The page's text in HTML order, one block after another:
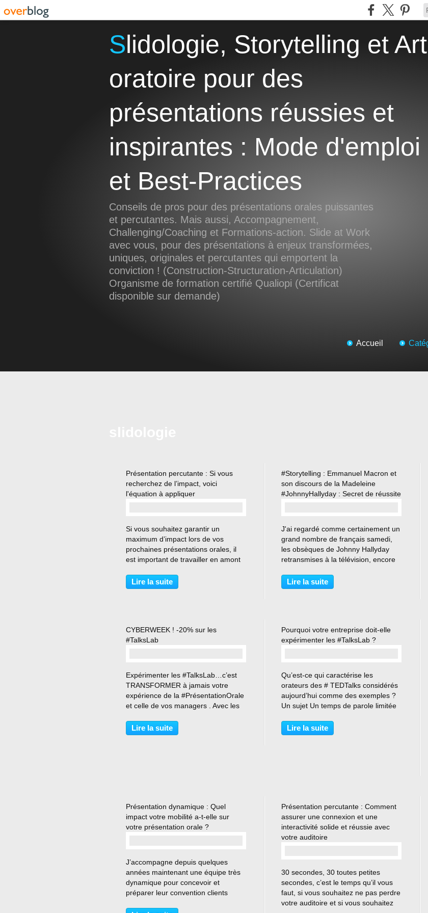
Slidologie, Storytelling et Art
oratoire pour des
présentations réussies et
inspirantes : Mode d'emploi
et Best-Practices
Conseils de pros pour des présentations orales puissantes
et percutantes. Mais aussi, Accompagnement,
Challenging/Coaching et Formations-action. Slide at Work
avec vous, pour des présentations à enjeux transformées,
uniques, originales et percutantes qui emportent la
conviction ! (Construction-Structuration-Articulation)
Organisme de formation certifié Qualiopi (Certificat
disponible sur demande)
Accueil
Présentation percutante : Si vous
recherchez de l’impact, voici
l'équation à appliquer
Si vous souhaitez garantir un
maximum d’impact lors de vos
prochaines présentations orales, il
est important de travailler en amont
vos messages. En effet, après avoir
défini l’objectif de votre présentation
Lire la suite
#Storytelling : Emmanuel Macron et
son discours de la Madeleine
#JohnnyHallyday : Secret de réussite
J'ai regardé comme certainement un
grand nombre de français samedi,
les obsèques de Johnny Hallyday
retransmises à la télévision, encore
populaire et médiatique. Je l'avoue,
je découvre Johnny Hallyday post-
Lire la suite
CYBERWEEK ! -20% sur les
#TalksLab
Expérimenter les #TalksLab…c’est
TRANSFORMER à jamais votre
expérience de la #PrésentationOrale
et celle de vos managers . Avec les
participatif et l’expérientiel ! Vous
challengez vos #Présentations et vos
Lire la suite
Pourquoi votre entreprise doit-elle
expérimenter les #TalksLab ?
Qu’est-ce qui caractérise les
orateurs des # TEDTalks considérés
aujourd’hui comme des exemples ?
Un sujet Un temps de parole limitée
Une aisance Une rencontre
connectée avec un auditoire
Lire la suite
Présentation dynamique : Quel
impact votre mobilité a-t-elle sur
votre présentation orale ?
J’accompagne depuis quelques
années maintenant une équipe très
dynamique pour concevoir et
préparer leur convention clients
Présentation percutante : Comment
assurer une connexion et une
interactivité solide et réussie avec
votre auditoire
30 secondes, 30 toutes petites
secondes, c’est le temps qu’il vous
faut, si vous souhaitez ne pas perdre
votre auditoire et si vous souhaitez